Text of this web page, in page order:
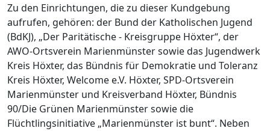
Zu den Einrichtungen, die zu dieser Kundgebung
aufrufen, gehören: der Bund der Katholischen Jugend
(BdKJ), „Der Paritätische - Kreisgruppe Höxter“, der
AWO-Ortsverein Marienmünster sowie das Jugendwerk
Kreis Höxter, das Bündnis für Demokratie und Toleranz
Kreis Höxter, Welcome e.V. Höxter, SPD-Ortsverein
Marienmünster und Kreisverband Höxter, Bündnis
90/Die Grünen Marienmünster sowie die
Flüchtlingsinitiative „Marienmünster ist bunt“. Neben